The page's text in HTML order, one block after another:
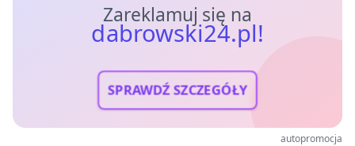
Zareklamuj się na
dabrowski24.pl!
SPRAWDŹ SZCZEGÓŁY
autopromocja